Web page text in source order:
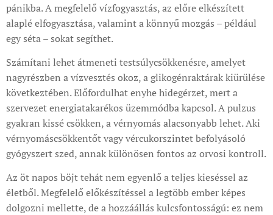
pánikba. A megfelelő vízfogyasztás, az előre elkészített
alaplé elfogyasztása, valamint a könnyű mozgás – például
egy séta – sokat segíthet.
Számítani lehet átmeneti testsúlycsökkenésre, amelyet
nagyrészben a vízvesztés okoz, a glikogénraktárak kiürülése
következtében. Előfordulhat enyhe hidegérzet, mert a
szervezet energiatakarékos üzemmódba kapcsol. A pulzus
gyakran kissé csökken, a vérnyomás alacsonyabb lehet. Aki
vérnyomáscsökkentőt vagy vércukorszintet befolyásoló
gyógyszert szed, annak különösen fontos az orvosi kontroll.
Az öt napos böjt tehát nem egyenlő a teljes kieséssel az
életből. Megfelelő előkészítéssel a legtöbb ember képes
dolgozni mellette, de a hozzáállás kulcsfontosságú: ez nem